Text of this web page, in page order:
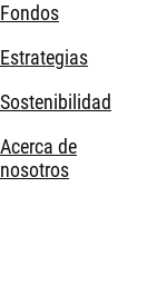
Fondos
Estrategias
Sostenibilidad
Acerca de
nosotros